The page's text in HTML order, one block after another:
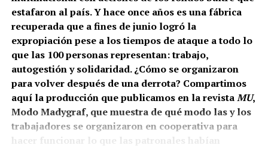
estafaron al país. Y hace once años es una fábrica
recuperada que a fines de junio logró la
expropiación pese a los tiempos de ataque a todo lo
que las 100 personas representan: trabajo,
autogestión y solidaridad. ¿Cómo se organizaron
para volver después de una derrota? Compartimos
aquí la producción que publicamos en la revistaMU,
Modo Madygraf, que muestra de qué modo las y los
trabajadores se organizaron en cooperativa para
hacer funcionar lo que las patronales habían